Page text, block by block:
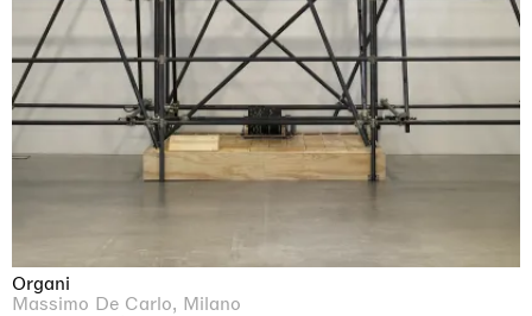
Organi
Massimo De Carlo, Milano